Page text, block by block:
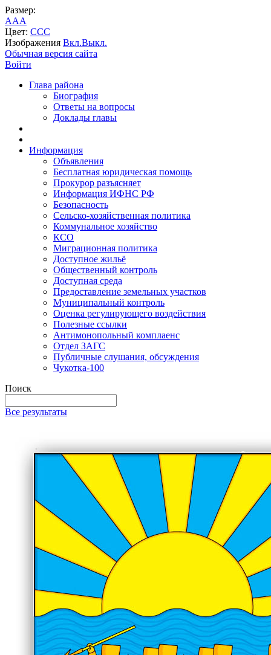
Размер:
AAA
Цвет: CCC
Изображения Вкл.Выкл.
Обычная версия сайта
Войти
Глава района
Биография
Ответы на вопросы
Доклады главы
Информация
Объявления
Бесплатная юридическая помощь
Прокурор разъясняет
Информация ИФНС РФ
Безопасность
Сельско-хозяйственная политика
Коммунальное хозяйство
КСО
Миграционная политика
Доступное жильё
Общественный контроль
Доступная среда
Предоставление земельных участков
Муниципальный контроль
Оценка регулирующего воздействия
Полезные ссылки
Антимонопольный комплаенс
Отдел ЗАГС
Публичные слушания, обсуждения
Чукотка-100
Поиск
Все результаты